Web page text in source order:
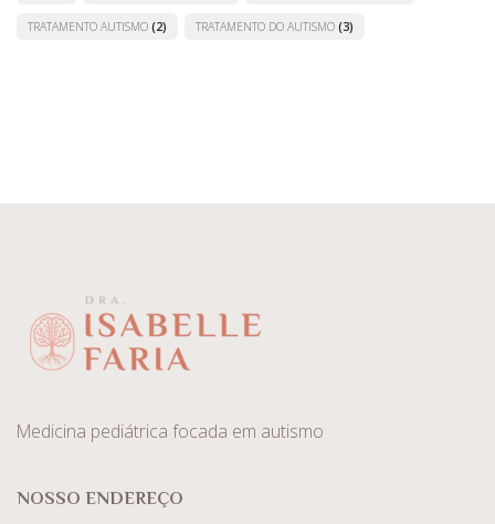
TRATAMENTO AUTISMO (2) TRATAMENTO DO AUTISMO (3)
Medicina pediátrica focada em autismo
NOSSO ENDEREÇO